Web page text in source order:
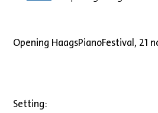
Opening HaagsPianoFestival, 21
Setting: